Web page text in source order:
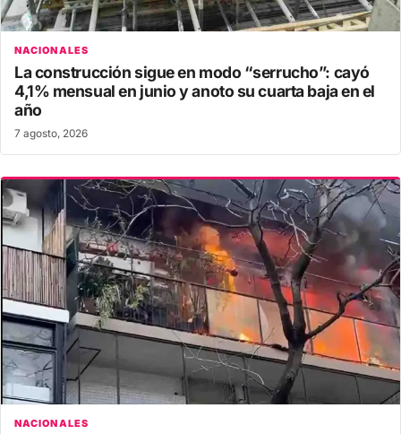
NACIONALES
La construcción sigue en modo “serrucho”: cayó
4,1% mensual en junio y anoto su cuarta baja en el
año
7 agosto, 2026
NACIONALES